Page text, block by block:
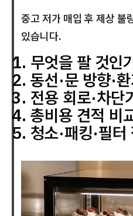
중고 저가 매입 후 제상 불
있습니다.
무엇을 팔 것인
동선·문 방향·
전용 회로·차단
총비용 견적 비
청소·패킹·필